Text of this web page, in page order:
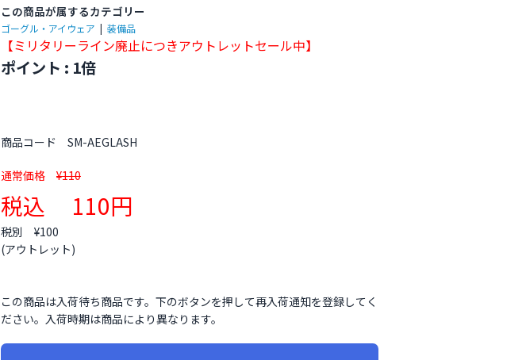
この商品が属するカテゴリー
ゴーグル・アイウェア 装備品
【ミリタリーライン廃止につきアウトレットセール中】
ポイント : 1倍
商品コード SM-AEGLASH
通常価格 ¥110
税込 110円
税別 ¥100
(アウトレット)
この商品は入荷待ち商品です。下のボタンを押して再入荷通知を登録してく
ださい。入荷時期は商品により異なります。